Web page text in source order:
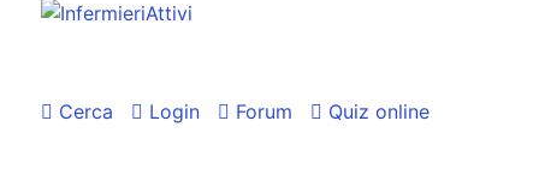
Cerca Login Forum Quiz online